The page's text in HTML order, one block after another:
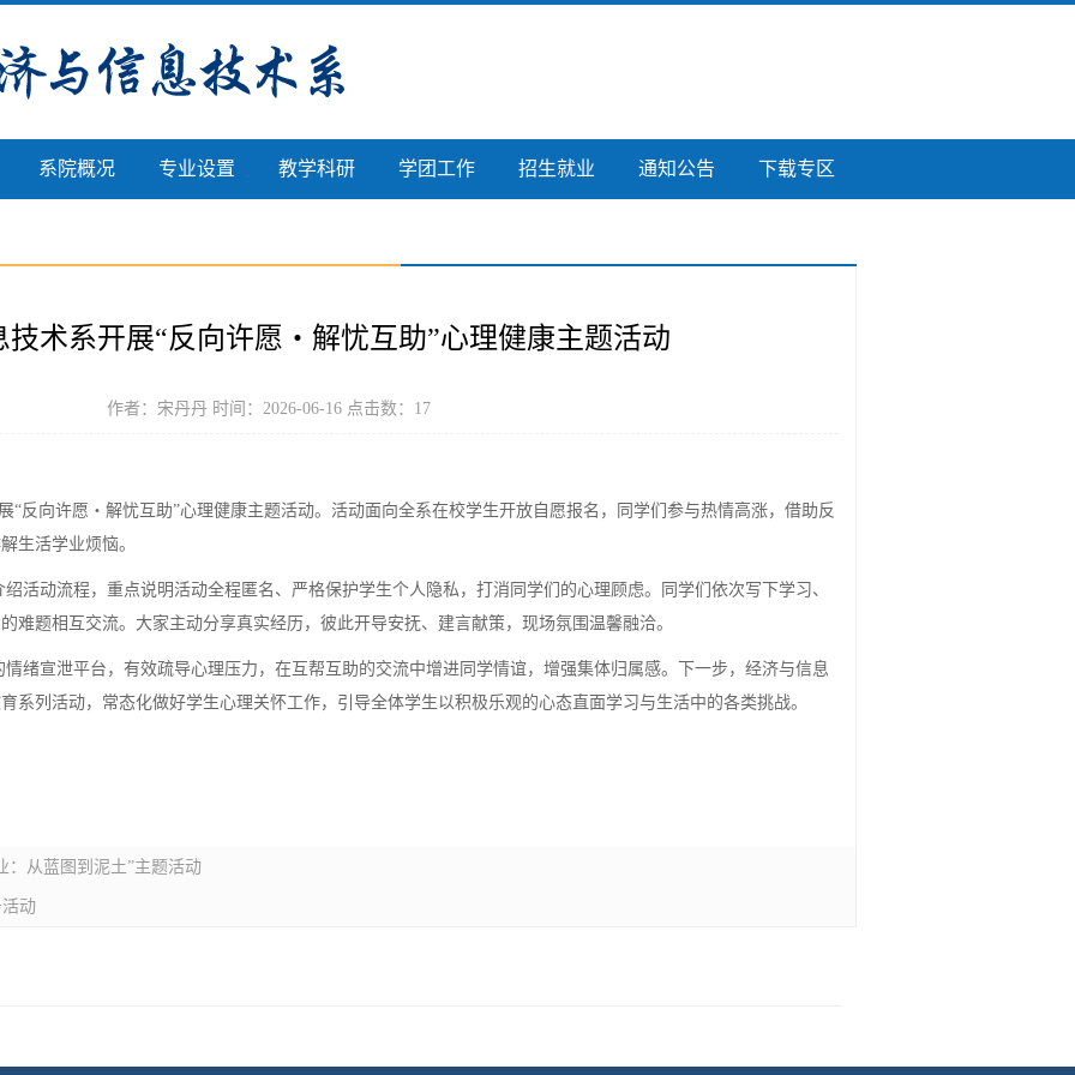
系院概况 专业设置 教学科研 学团工作 招生就业 通知公告 下载专区
技术系开展“反向许愿・解忧互助”心理健康主题活动
作者：宋丹丹 时间：2026-06-16 点击数： 17
“反向许愿・解忧互助”心理健康主题活动。活动面向全系在校学生开放自愿报名，同学们参与热情高涨，借助反
生活学业烦恼。
活动流程，重点说明活动全程匿名、严格保护学生个人隐私，打消同学们的心理顾虑。同学们依次写下学习、
难题相互交流。大家主动分享真实经历，彼此开导安抚、建言献策，现场氛围温馨融洽。
绪宣泄平台，有效疏导心理压力，在互帮互助的交流中增进同学情谊，增强集体归属感。下一步，经济与信息
系列活动，常态化做好学生心理关怀工作，引导全体学生以积极乐观的心态直面学习与生活中的各类挑战。
：从蓝图到泥土”主题活动
动